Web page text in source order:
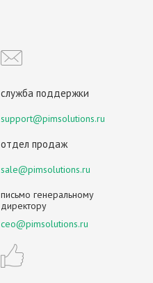
служба поддержки
support@pimsolutions.ru
отдел продаж
sale@pimsolutions.ru
письмо генеральному
директору
ceo@pimsolutions.ru